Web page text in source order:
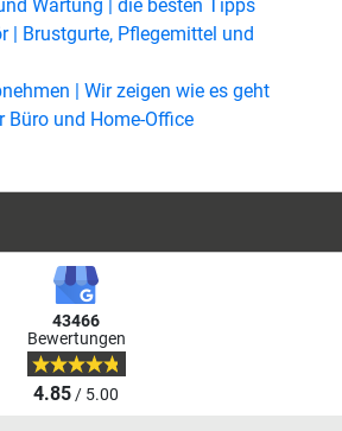
Wartung | die besten Tipps
| Brustgurte, Pflegemittel und
| Wir zeigen wie es geht
Büro und Home-Office
43466
Bewertungen
4.85/ 5.00